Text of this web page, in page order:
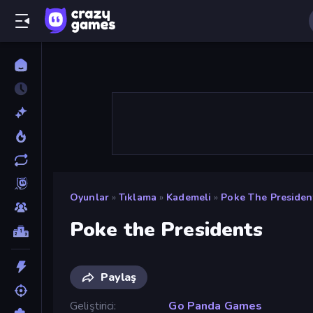
Oyunlar » Tıklama » Kademeli » Poke The
Poke the Presidents
Paylaş
Geliştirici
Go Panda Games